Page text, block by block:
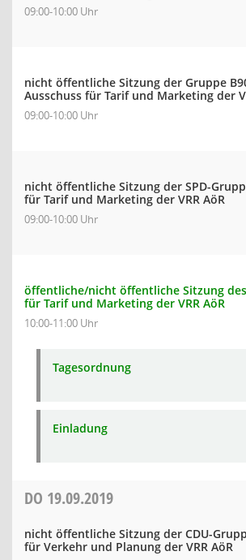
09:00-10:00 Uhr
nicht öffentliche Sitzung der Gruppe
Ausschuss für Tarif und Marketing der
09:00-10:00 Uhr
nicht öffentliche Sitzung der SPD-
für Tarif und Marketing der VRR AöR
09:00-10:00 Uhr
öffentliche/nicht öffentliche Sitzung
für Tarif und Marketing der VRR AöR
10:00-11:00 Uhr
Tagesordnung
Einladung
DO 19.09.2019
nicht öffentliche Sitzung der CDU-
für Verkehr und Planung der VRR AöR